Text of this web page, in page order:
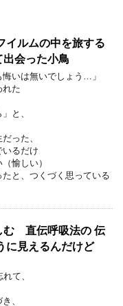
イルムの中を旅する
会った小鳥
悔いは無いでしょう…」
れた
と、
った、
るだけ
愉しい）
と、つくづく思っている
む 直伝呼吸法の 伝
に見えるんだけど
て、
、